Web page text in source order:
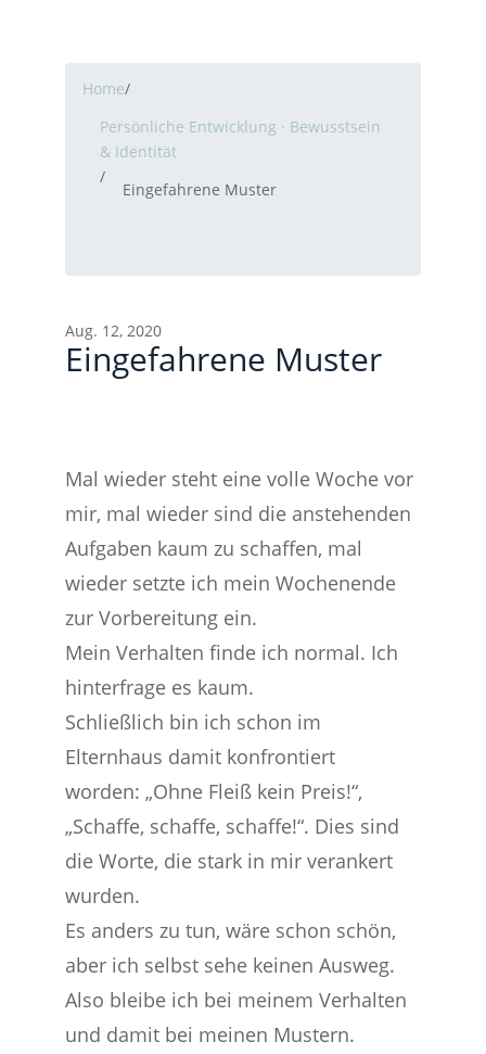
Home/
Persönliche Entwicklung · Bewusstsein
& Identität
/
Eingefahrene Muster
Aug. 12, 2020
Eingefahrene Muster
Mal wieder steht eine volle Woche vor
mir, mal wieder sind die anstehenden
Aufgaben kaum zu schaffen, mal
wieder setzte ich mein Wochenende
zur Vorbereitung ein.
Mein Verhalten finde ich normal. Ich
hinterfrage es kaum.
Schließlich bin ich schon im
Elternhaus damit konfrontiert
worden: „Ohne Fleiß kein Preis!“,
„Schaffe, schaffe, schaffe!“. Dies sind
die Worte, die stark in mir verankert
wurden.
Es anders zu tun, wäre schon schön,
aber ich selbst sehe keinen Ausweg.
Also bleibe ich bei meinem Verhalten
und damit bei meinen Mustern.